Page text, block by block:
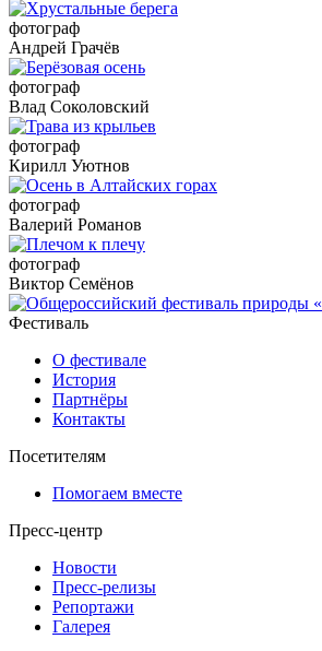
фотограф
Андрей Грачёв
фотограф
Влад Соколовский
фотограф
Кирилл Уютнов
фотограф
Валерий Романов
фотограф
Виктор Семёнов
Фестиваль
О фестивале
История
Партнёры
Контакты
Посетителям
Помогаем вместе
Пресс-центр
Новости
Пресс-релизы
Репортажи
Галерея